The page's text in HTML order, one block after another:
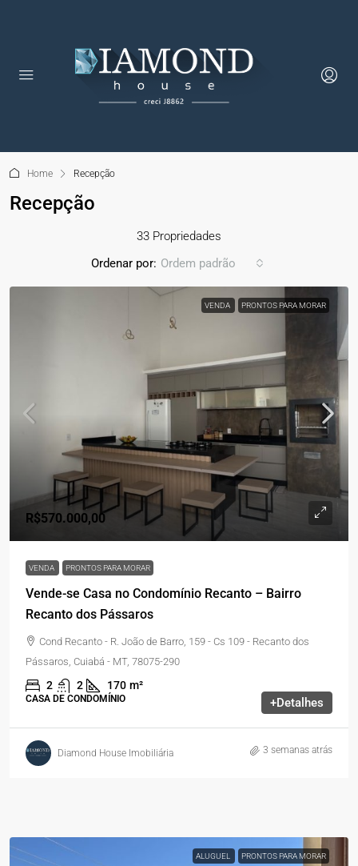
Home Recepção
Recepção
33 Propriedades
Ordenar por: Ordem padrão
VENDA PRONTOS PARA MORAR
R$570.000,00
VENDA PRONTOS PARA MORAR
Vende-se Casa no Condomínio Recanto – Bairro
Recanto dos Pássaros
Cond Recanto - R. João de Barro, 159 - Cs 109 - Recanto dos
Pássaros, Cuiabá - MT, 78075-290
2 2 170 m²
CASA DE CONDOMÍNIO +Detalhes
Diamond House Imobiliária 3 semanas atrás
ALUGUEL PRONTOS PARA MORAR